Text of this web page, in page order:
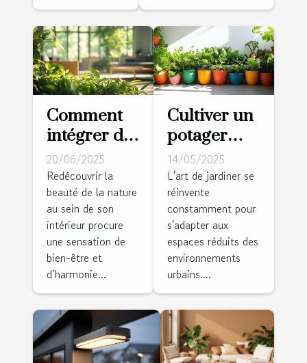
Comment
intégrer des
éléments
naturels
dans votre
décoration
intérieure
20/06/2025
Redécouvrir la
beauté de la nature
au sein de son
intérieur procure
une sensation de
bien-être et
d’harmonie...
Cultiver un
potager
vertical
conseils
pour
démarrer et
entretenir
votre jardin
en hauteur
14/05/2025
L'art de jardiner se
réinvente
constamment pour
s'adapter aux
espaces réduits des
environnements
urbains....